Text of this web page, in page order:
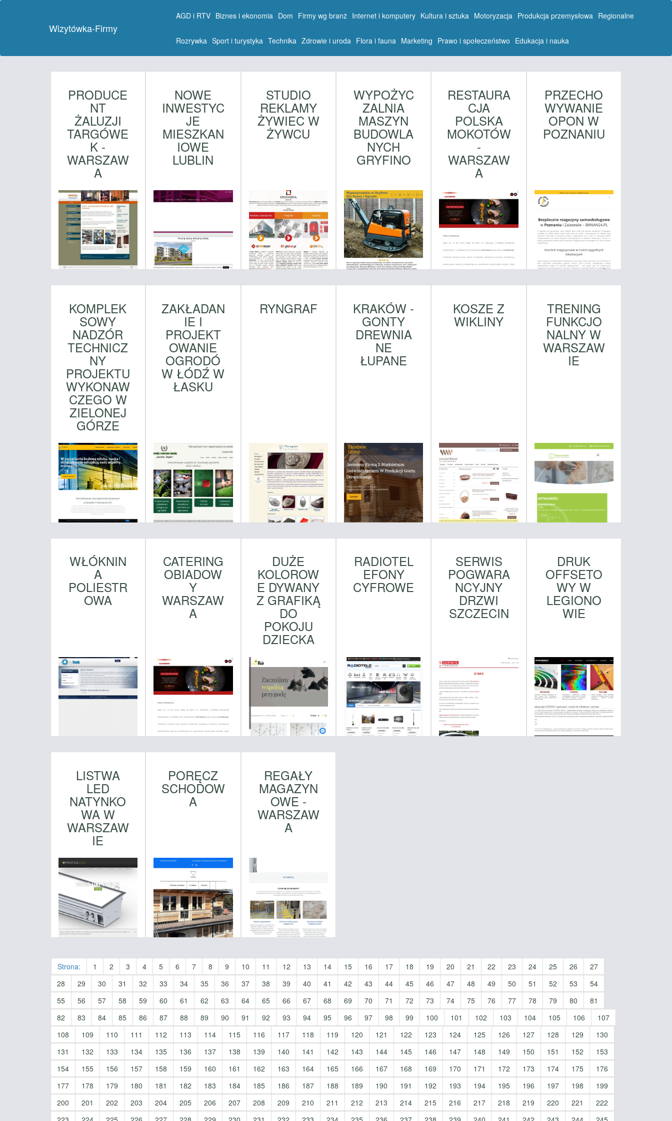
Wizytówka-Firmy
AGD i RTV Biznes i ekonomia Dom Firmy wg branż Internet i komputery Kultura i sztuka Motoryzacja Produkcja przemysłowa Regionalne
Rozrywka Sport i turystyka Technika Zdrowie i uroda Flora i fauna Marketing Prawo i społeczeństwo Edukacja i nauka
PRODUCE
NT
ŻALUZJI
TARGÓWE
K -
WARSZAW
A
NOWE
INWESTYC
JE
MIESZKAN
IOWE
LUBLIN
STUDIO
REKLAMY
ŻYWIEC W
ŻYWCU
WYPOŻYC
ZALNIA
MASZYN
BUDOWLA
NYCH
GRYFINO
RESTAURA
CJA
POLSKA
MOKOTÓW
-
WARSZAW
A
PRZECHO
WYWANIE
OPON W
POZNANIU
KOMPLEK
SOWY
NADZÓR
TECHNICZ
NY
PROJEKTU
WYKONAW
CZEGO W
ZIELONEJ
GÓRZE
ZAKŁADAN
IE I
PROJEKT
OWANIE
OGRODÓ
W ŁÓDŹ W
ŁASKU
RYNGRAF KRAKÓW -
GONTY
DREWNIA
NE
ŁUPANE
KOSZE Z
WIKLINY
TRENING
FUNKCJO
NALNY W
WARSZAW
IE
WŁÓKNIN
A
POLIESTR
OWA
CATERING
OBIADOW
Y
WARSZAW
A
DUŻE
KOLOROW
E DYWANY
Z GRAFIKĄ
DO
POKOJU
DZIECKA
RADIOTEL
EFONY
CYFROWE
SERWIS
POGWARA
NCYJNY
DRZWI
SZCZECIN
DRUK
OFFSETO
WY W
LEGIONO
WIE
LISTWA
LED
NATYNKO
WA W
WARSZAW
IE
PORĘCZ
SCHODOW
A
REGAŁY
MAGAZYN
OWE -
WARSZAW
A
Strona: 1 2 3 4 5 6 7 8 9 10 11 12 13 14 15 16 17 18 19 20 21 22 23 24 25 26
27
28
29 30 31 32 33 34 35 36 37 38 39 40 41 42 43 44 45 46 47 48 49 50 51 52 53
54
55
56 57 58 59 60 61 62 63 64 65 66 67 68 69 70 71 72 73 74 75 76 77 78 79 80
81
82
83 84 85 86 87 88 89 90 91 92 93 94 95 96 97 98 99 100 101 102 103 104 105 106
107
108
109 110 111 112 113 114 115 116 117 118 119 120 121 122 123 124 125 126 127 128 129
130
131
132 133 134 135 136 137 138 139 140 141 142 143 144 145 146 147 148 149 150 151 152
153
154
155 156 157 158 159 160 161 162 163 164 165 166 167 168 169 170 171 172 173 174 175
176
177
178 179 180 181 182 183 184 185 186 187 188 189 190 191 192 193 194 195 196 197 198
199
200
201 202 203 204 205 206 207 208 209 210 211 212 213 214 215 216 217 218 219 220 221
222